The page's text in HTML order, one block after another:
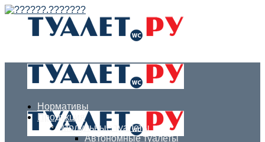
Нормативы
Продукция
Модульные туалеты
Автономные туалеты